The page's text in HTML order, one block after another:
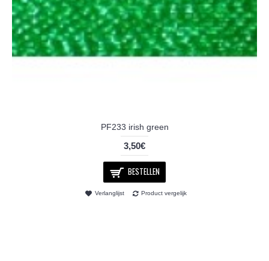
PF233 irish green
3,50€
BESTELLEN
Verlanglijst Product vergelijk